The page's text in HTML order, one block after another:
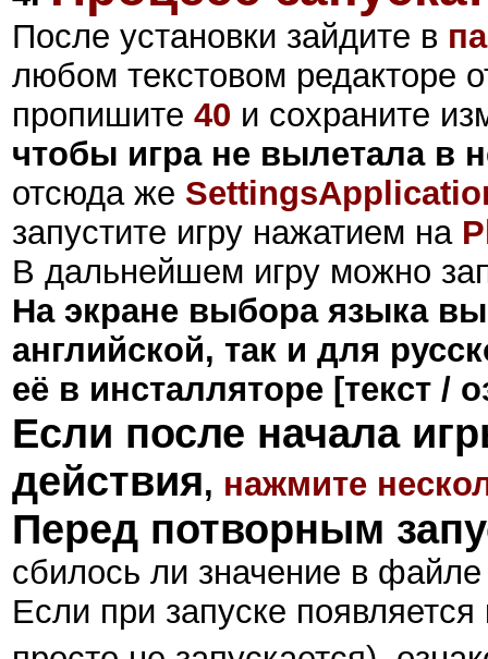
После установки зайдите в
любом текстовом редакторе
пропишите 40 и сохраните
чтобы игра не вылетала в
отсюда же
запустите игру нажатием на
В дальнейшем игру можно
На экране выбора языка
английской, так и для
её в инсталляторе [текст /
Если после начала
действия, нажмите
Перед потворным
сбилось ли значение в
Если при запуске